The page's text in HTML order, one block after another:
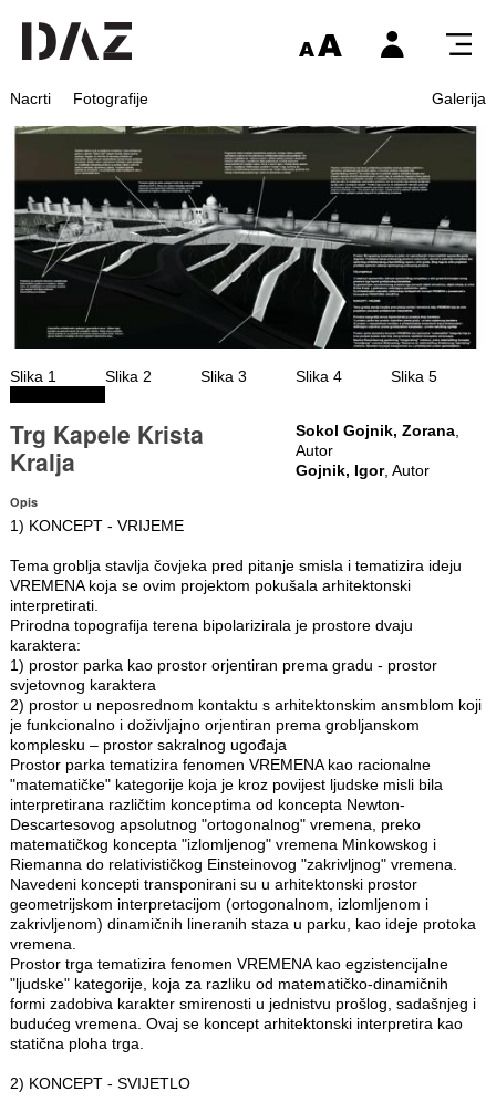
Nacrti Fotografije Galerija
Slika 1 Slika 2 Slika 3 Slika 4 Slika 5
Trg Kapele Krista
Kralja
Sokol Gojnik, Zorana
Autor
Gojnik, Igor, Autor
Opis
1) KONCEPT - VRIJEME
Tema groblja stavlja čovjeka pred pitanje smisla i tematizira ideju
VREMENA koja se ovim projektom pokušala arhitektonski
interpretirati.
Prirodna topografija terena bipolarizirala je prostore dvaju
karaktera:
1) prostor parka kao prostor orjentiran prema gradu - prostor
svjetovnog karaktera
2) prostor u neposrednom kontaktu s arhitektonskim ansmblom koji
je funkcionalno i doživljajno orjentiran prema grobljanskom
komplesku – prostor sakralnog ugođaja
Prostor parka tematizira fenomen VREMENA kao racionalne
"matematičke" kategorije koja je kroz povijest ljudske misli bila
interpretirana različtim konceptima od koncepta Newton-
Descartesovog apsolutnog "ortogonalnog" vremena, preko
matematičkog koncepta "izlomljenog" vremena Minkowskog i
Riemanna do relativističkog Einsteinovog "zakrivljnog" vremena.
Navedeni koncepti transponirani su u arhitektonski prostor
geometrijskom interpretacijom (ortogonalnom, izlomljenom i
zakrivljenom) dinamičnih lineranih staza u parku, kao ideje protoka
vremena.
Prostor trga tematizira fenomen VREMENA kao egzistencijalne
"ljudske" kategorije, koja za razliku od matematičko-dinamičnih
formi zadobiva karakter smirenosti u jednistvu prošlog, sadašnjeg i
budućeg vremena. Ovaj se koncept arhitektonski interpretira kao
statična ploha trga.
2) KONCEPT - SVIJETLO